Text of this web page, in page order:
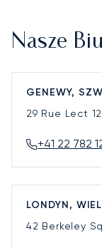
Nasze
GENEWY,
29 Rue Lect
+41 22 782
LONDYN,
42 Berkeley